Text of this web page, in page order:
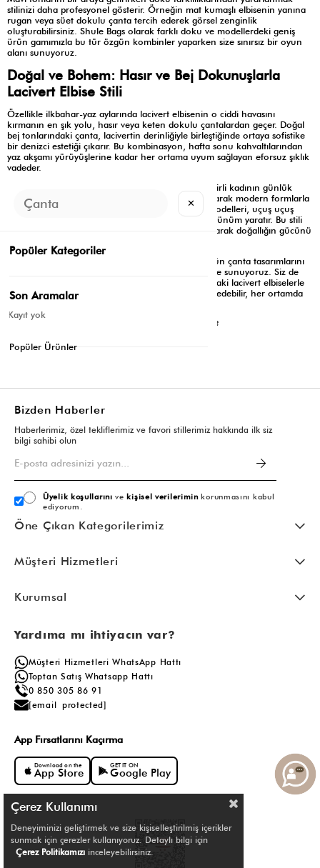
stilinizi daha profesyonel gösterir. Örneğin mat kumaşlı elbisenin yanına
rugan veya süet dokulu çanta tercih ederek görsel zenginlik
oluşturabilirsiniz. Shule Bags olarak farklı doku ve modellerdeki geniş
ürün gamımızla bu tür özgün kombinler yaparken size sınırsız bir oyun
alanı sunuyoruz.
Doğal ve Bohem: Hasır ve Bej Dokunuşlarla
Lacivert Elbise Stili
Özellikle ilkbahar-yaz aylarında lacivert elbisenin o ciddi havasını
kırmanın en şık yolu, hasır veya keten dokulu çantalardan geçer. Doğal
bej tonlarındaki çanta, lacivertin derinliğiyle birleştiğinde ortaya sofistike
bir denizci estetiği çıkarır. Bu kombinasyon, hafta sonu kahvaltılarından
yaz akşamı yürüyüşlerine kadar her ortama uyum sağlayan eforsuz şıklık
vadeder.
Hasır detaylı çanta, sadece plaj giyiminin değil, şehirli kadının günlük
stilinin de vazgeçilmez bir parçasıdır. Shule Bags olarak modern formlarla
harmanladığımız naturel tonlardaki kadın çanta modelleri, uçuş uçuş
lacivert elbiselerle birleştiğinde taze ve dinamik görünüm yaratır. Bu stili
taba rengi sandaletler ve ahşap takılarla tamamlayarak doğallığın gücünü
Shule Bags olarak biz, stilinizi tamamlayan en özgün çanta tasarımlarını
her sezon yenilenen koleksiyonlarımızla beğeninize sunuyoruz. Siz de
geniş ürün yelpazemizi inceleyerek gardırobunuzdaki lacivert elbiselerle
kusursuz uyum yakalayacak modelleri hemen keşfedebilir, her ortamda
Lacivert Elbiseye Hangi Renk Çanta Olur?
Mayıs 15, 2026
Bizden Haberler
Haberlerimiz, özel tekliflerimiz ve favori stillerimiz hakkında ilk siz
bilgi sahibi olun
Üyelik koşullarını vekişisel verileriminkorunmasını kabul
ediyorum.
Öne Çıkan Kategorilerimiz
Müşteri Hizmetleri
Kurumsal
Yardıma mı ihtiyacın var?
Müşteri Hizmetleri WhatsApp Hattı
Toptan Satış Whatsapp Hattı
0 850 305 86 91
[email protected]
App Fırsatlarını Kaçırma
Download on the
App Store
GET IT ON
Google Play
Çerez Kullanımı
Deneyiminizi geliştirmek ve size kişiselleştirilmiş içerikler
sunmak için çerezler kullanıyoruz. Detaylı bilgi için
Çerez Politikamızı inceleyebilirsiniz.
✕
Popüler Kategoriler
Son Aramalar
Kayıt yok
Popüler Ürünler